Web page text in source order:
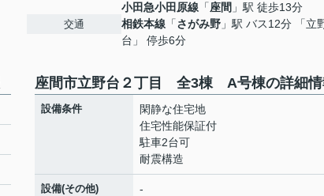
交通
小田急小田原線 「座間 」駅 徒歩13分
相鉄本線 「さがみ野 」駅 バス12分 「立
台」 停歩6分
座間市立野台２丁目 全3棟 A号棟の詳細情
設備条件
閑静な住宅地
住宅性能保証付
駐車2台可
耐震構造
設備(その他) -